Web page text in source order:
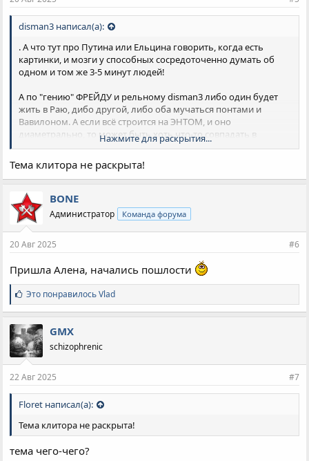
disman3 написал(а):
. А что тут про Путина или Ельцина говорить, когда есть
картинки, и мозги у способных сосредоточенно думать об
одном и том же 3-5 минут людей!
А по "гению" ФРЕЙДУ и рельному disman3 либо один будет
жить в Раю, дибо другой, либо оба мучаться понтами и
Вавилоном. А если всё строится на ЭНТОМ, и оно
диаметрально, то может быть хоть что-то совпадать в
ценностях общества? Ну так помощница и податай, либо
богиня-вагиня, спасающая от злых, бессонных ночей? Можно
о чём-то договориться с такими в конфликте или же война до
победного конца? А есть ли измена и понты в Кремле
изначально, или всё дело во власти над дураками и бабами с
гуомиками во главе?
Нажмите для раскрытия...
Тема клитора не раскрыта!
BONE
Администратор Команда форума
20 Авг 2025 #6
Пришла Алена, начались пошлости
С
и
м
п
а
т
и
:
Это понравилосьVlad
GMX
schizophrenic
22 Авг 2025 #7
Floret написал(а):
Тема клитора не раскрыта!
тема чего-чего?